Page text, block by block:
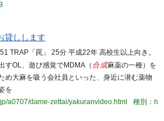
貸しします
TRAP「罠」 25分 平成22年 高校生以上向き。
すOL、遊び感覚でMDMA（ 合成麻薬の一種）を
め大麻を吸う会社員といった、身近に潜む薬物
を
a0707/dame-zettai/yakuranvideo.html
種別：h